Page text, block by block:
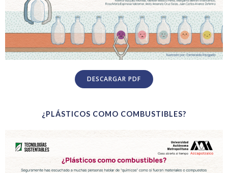
DESCARGAR PDF
¿PLÁSTICOS COMO COMBUSTIBLES?